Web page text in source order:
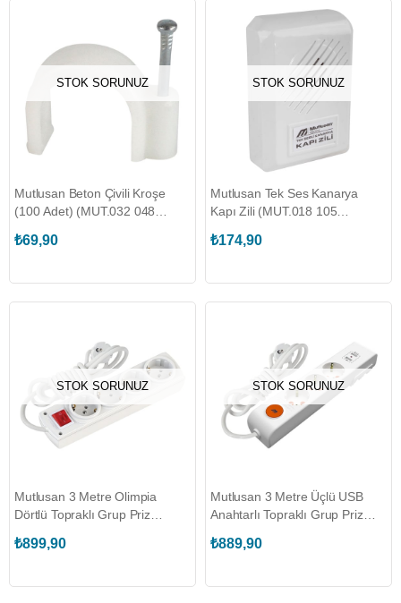
STOK SORUNUZ
Mutlusan Beton Çivili Kroşe
(100 Adet) (MUT.032 048
₺69,90
STOK SORUNUZ
Mutlusan Tek Ses Kanarya
Kapı Zili (MUT.018 105
₺174,90
STOK SORUNUZ
Mutlusan 3 Metre Olimpia
Dörtlü Topraklı Grup Priz
₺899,90
STOK SORUNUZ
Mutlusan 3 Metre Üçlü USB
Anahtarlı Topraklı Grup Priz
₺889,90